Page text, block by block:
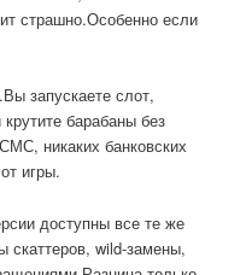
страшно.Особенно если
запускаете слот,
барабаны без
никаких банковских
игры.
доступны все те же
скаттеров, wild-замены,